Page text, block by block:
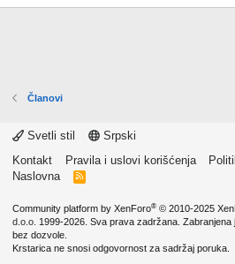
Članovi
Svetli stil
Srpski
Kontakt
Pravila i uslovi korišćenja
Naslovna
R
Community platform by XenForo® © 2010-2025
d.o.o. 1999-2026. Sva prava zadržana.
bez dozvole.
Krstarica ne snosi odgovornost za sadržaj poruka.